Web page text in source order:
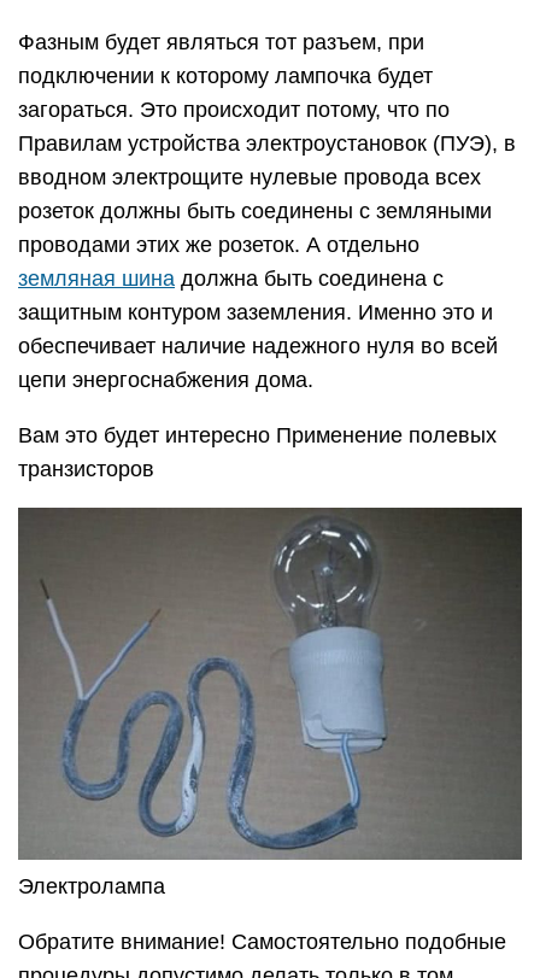
Фазным будет являться тот разъем, при
подключении к которому лампочка будет
загораться. Это происходит потому, что по
Правилам устройства электроустановок (ПУЭ), в
вводном электрощите нулевые провода всех
розеток должны быть соединены с земляными
проводами этих же розеток. А отдельно
земляная шина должна быть соединена с
защитным контуром заземления. Именно это и
обеспечивает наличие надежного нуля во всей
цепи энергоснабжения дома.
Вам это будет интересно Применение полевых
транзисторов
Электролампа
Обратите внимание! Самостоятельно подобные